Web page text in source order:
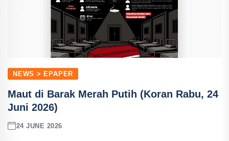
NEWS > EPAPER
Maut di Barak Merah Putih (Koran Rabu, 24
Juni 2026)
24 JUNE 2026